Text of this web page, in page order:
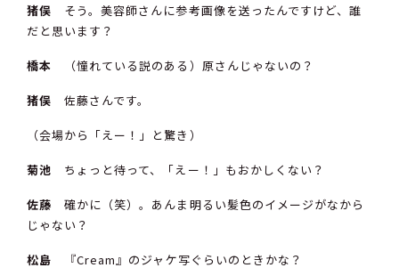
猪俣 そう。美容師さんに参考画像を送ったんですけど、誰
だと思います？
橋本 （憧れている説のある）原さんじゃないの？
猪俣 佐藤さんです。
（会場から「えー！」と驚き）
菊池 ちょっと待って、「えー！」もおかしくない？
佐藤 確かに（笑）。あんま明るい髪色のイメージがなから
じゃない？
松島 『Cream』のジャケ写ぐらいのときかな？